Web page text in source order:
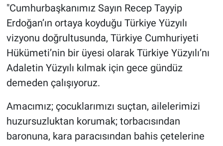
"Cumhurbaşkanımız Sayın Recep Tayyip
Erdoğan’ın ortaya koyduğu Türkiye Yüzyılı
vizyonu doğrultusunda, Türkiye Cumhuriyeti
Hükümeti’nin bir üyesi olarak Türkiye Yüzyılı’nı
Adaletin Yüzyılı kılmak için gece gündüz
demeden çalışıyoruz.
Amacımız; çocuklarımızı suçtan, ailelerimizi
huzursuzluktan korumak; torbacısından
baronuna, kara paracısından bahis çetelerine